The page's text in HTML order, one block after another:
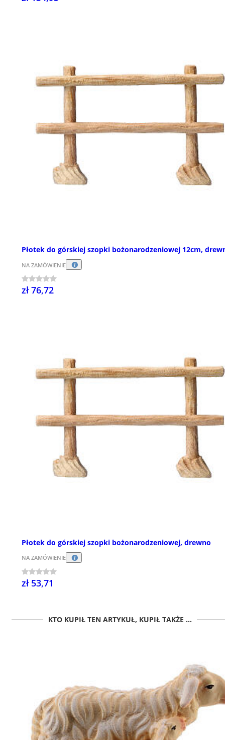
Płotek do górskiej szopki bożonarodzeniowej 12cm,
NA ZAMÓWIENIE
zł 76,72
Płotek do górskiej szopki bożonarodzeniowej, drewno
NA ZAMÓWIENIE
zł 53,71
KTO KUPIŁ TEN ARTYKUŁ, KUPIŁ TAKŻE ...